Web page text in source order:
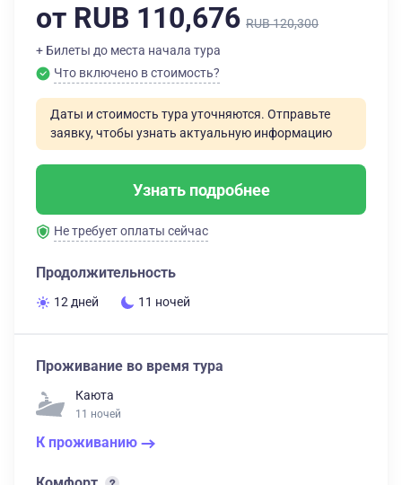
от RUB 110,676 RUB 120,300
+ Билеты до места начала тура
Что включено в стоимость?
Даты и стоимость тура уточняются. Отправьте
заявку, чтобы узнать актуальную информацию
Узнать подробнее
Не требует оплаты сейчас
Продолжительность
12 дней 11 ночей
Проживание во время тура
Каюта
11 ночей
К проживанию